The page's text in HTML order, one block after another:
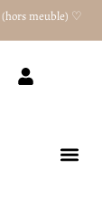
(hors meuble) ♡